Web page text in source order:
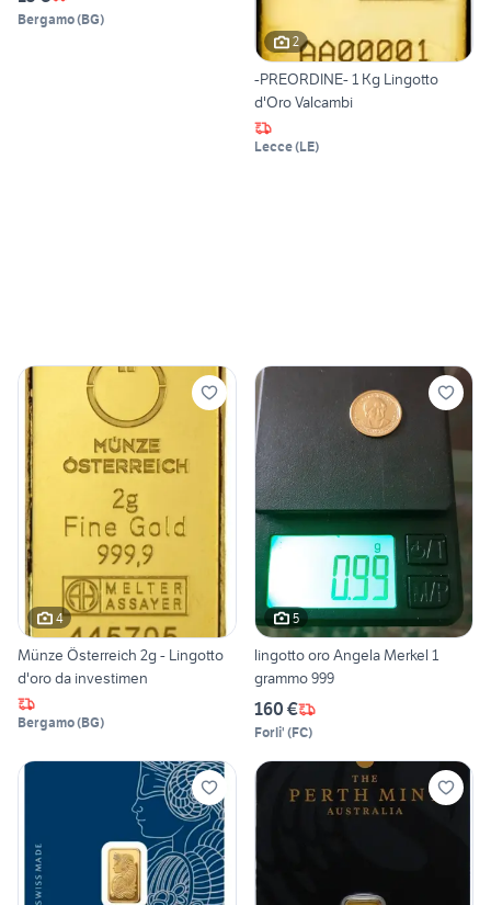
Bergamo(BG)
2
-PREORDINE- 1 Kg Lingotto
d'Oro Valcambi
Lecce(LE)
4
Münze Österreich 2g - Lingotto
d'oro da investimen
Bergamo(BG)
5
lingotto oro Angela Merkel 1
grammo 999
160 €
Forli' (FC)